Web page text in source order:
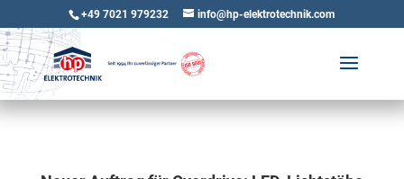
+49 7021 979232 info@hp-elektrotechnik.com